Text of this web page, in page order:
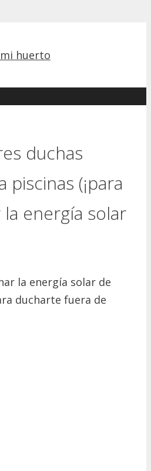
duchas
piscinas (¡para
energía solar
la energía solar de
ducharte fuera de